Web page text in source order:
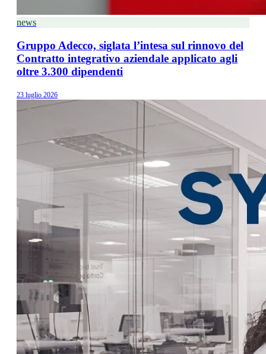
news
Gruppo Adecco, siglata l’intesa sul rinnovo del
Contratto integrativo aziendale applicato agli
oltre 3.300 dipendenti
23 luglio 2026